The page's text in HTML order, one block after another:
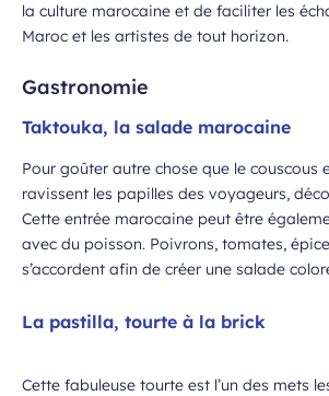
la culture marocaine et de faciliter les
Maroc et les artistes de tout horizon.
Gastronomie
Taktouka, la salade marocaine
Pour goûter autre chose que le couscous
ravissent les papilles des voyageurs,
Cette entrée marocaine peut être
avec du poisson. Poivrons, tomates,
s’accordent afin de créer une salade
La pastilla, tourte à la brick
Cette fabuleuse tourte est l’un des mets